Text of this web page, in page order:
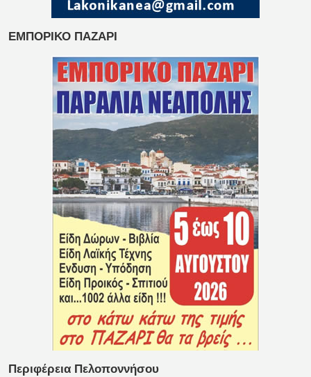
ΕΜΠΟΡΙΚΟ ΠΑΖΑΡΙ
Περιφέρεια Πελοποννήσου